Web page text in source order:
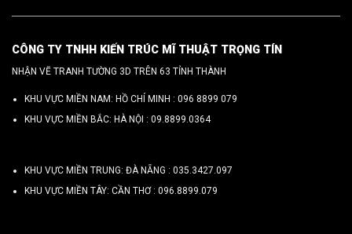
CÔNG TY TNHH KIẾN TRÚC MĨ THUẬT TRỌNG TÍN
NHẬN VẼ TRANH TƯỜNG 3D TRÊN 63 TỈNH THÀNH
KHU VỰC MIỀN NAM: HỒ CHÍ MINH : 096 8899 079
KHU VỰC MIỀN BẮC: HÀ NỘI : 09.8899.0364
KHU VỰC MIỀN TRUNG: ĐÀ NẴNG : 035.3427.097
KHU VỰC MIỀN TÂY: CẦN THƠ : 096.8899.079